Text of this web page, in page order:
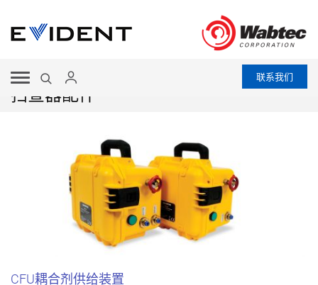
联系我们
扫查器配件
CFU耦合剂供给装置